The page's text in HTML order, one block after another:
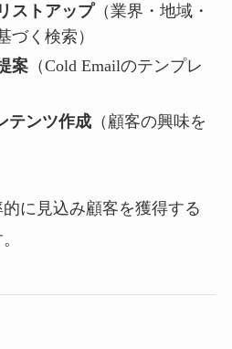
ストアップ（業界・地域・
づく検索）
案（Cold Emailのテンプレ
テンツ作成（顧客の興味を
に見込み顧客を獲得する